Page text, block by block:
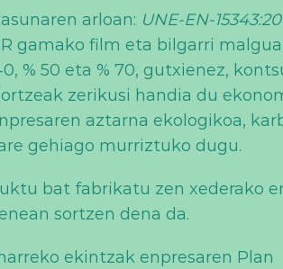
arloan: UNE-EN-
gamako film eta bilgarri
% 50 eta % 70, gutxienez,
zerikusi handia du
aztarna ekologikoa,
gehiago murriztuko dugu.
bat fabrikatu zen xederako
sortzen dena da.
ekintzak enpresaren Plan